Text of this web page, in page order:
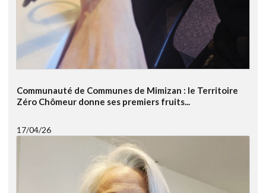
Communauté de Communes de Mimizan : le Territoire
Zéro Chômeur donne ses premiers fruits...
17/04/26